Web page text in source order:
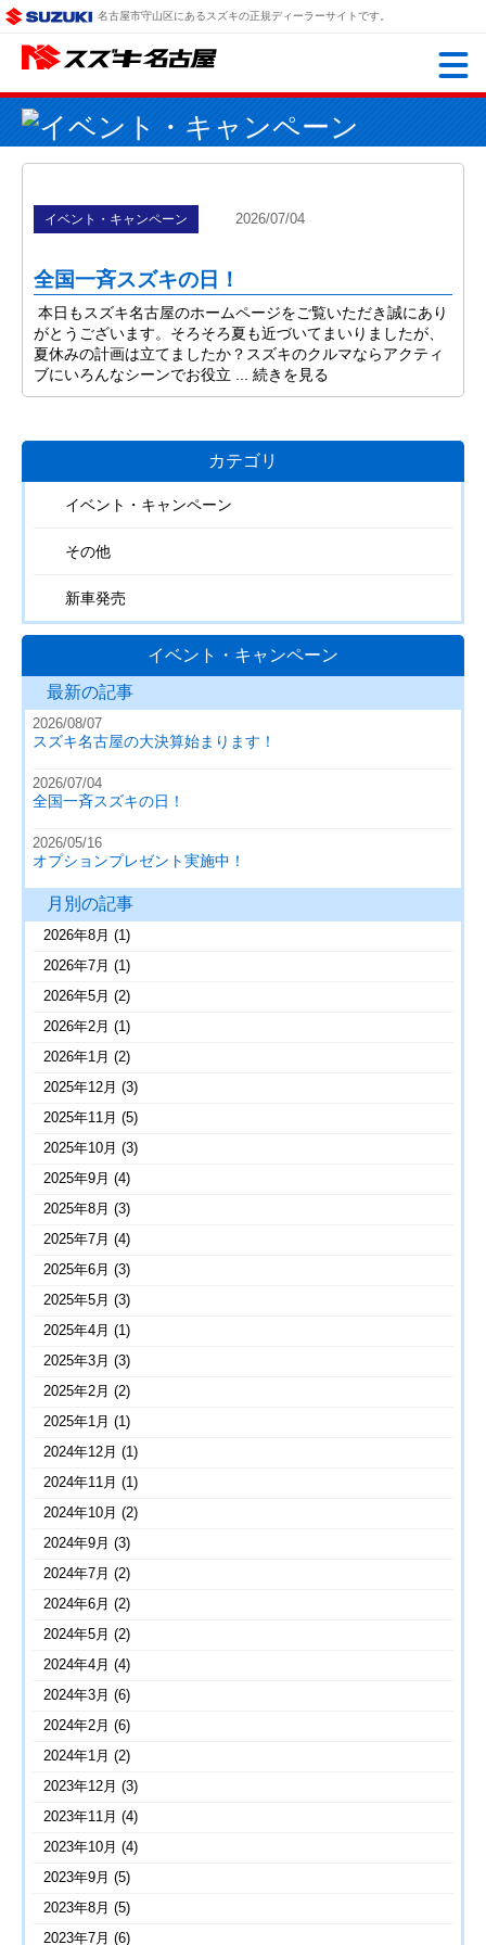
名古屋市守山区にあるスズキの正規ディーラーサイトです。
イベント・キャンペーン 2026/07/04
全国一斉スズキの日！
本日もスズキ名古屋のホームページをご覧いただき誠にあり
がとうございます。そろそろ夏も近づいてまいりましたが、
夏休みの計画は立てましたか？スズキのクルマならアクティ
ブにいろんなシーンでお役立 ... 続きを見る
カテゴリ
イベント・キャンペーン
その他
新車発売
イベント・キャンペーン
最新の記事
2026/08/07
スズキ名古屋の大決算始まります！
2026/07/04
全国一斉スズキの日！
2026/05/16
オプションプレゼント実施中！
月別の記事
2026年8月 (1)
2026年7月 (1)
2026年5月 (2)
2026年2月 (1)
2026年1月 (2)
2025年12月 (3)
2025年11月 (5)
2025年10月 (3)
2025年9月 (4)
2025年8月 (3)
2025年7月 (4)
2025年6月 (3)
2025年5月 (3)
2025年4月 (1)
2025年3月 (3)
2025年2月 (2)
2025年1月 (1)
2024年12月 (1)
2024年11月 (1)
2024年10月 (2)
2024年9月 (3)
2024年7月 (2)
2024年6月 (2)
2024年5月 (2)
2024年4月 (4)
2024年3月 (6)
2024年2月 (6)
2024年1月 (2)
2023年12月 (3)
2023年11月 (4)
2023年10月 (4)
2023年9月 (5)
2023年8月 (5)
2023年7月 (6)